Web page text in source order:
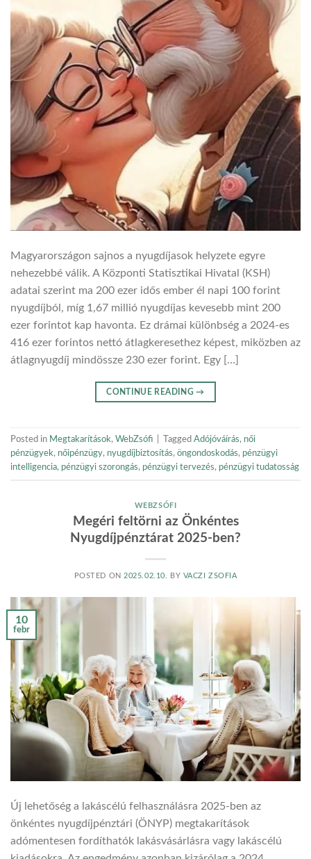
Magyarországon sajnos a nyugdíjasok helyzete egyre
nehezebbé válik. A Központi Statisztikai Hivatal (KSH)
adatai szerint ma 200 ezer idős ember él napi 100 forint
nyugdíjból, míg 1,67 millió nyugdíjas kevesebb mint 200
ezer forintot kap havonta. Ez drámai különbség a 2024-es
416 ezer forintos nettó átlagkeresethez képest, miközben az
átlagnyugdíj mindössze 230 ezer forint. Egy […]
CONTINUE READING→
Posted in Megtakarítások, WebZsófi Tagged Adójóváírás, női
pénzügyek, nőipénzügy, nyugdíjbiztosítás, öngondoskodás, pénzügyi
intelligencia, pénzügyi szorongás, pénzügyi tervezés, pénzügyi tudatosság
WEBZSÓFI
Megéri feltörni az Önkéntes
Nyugdíjpénztárat 2025-ben?
POSTED ON 2025.02.10. BY VACZI ZSOFIA
10
febr
Új lehetőség a lakáscélú felhasználásra 2025-ben az
önkéntes nyugdíjpénztári (ÖNYP) megtakarítások
adómentesen fordíthatók lakásvásárlásra vagy lakáscélú